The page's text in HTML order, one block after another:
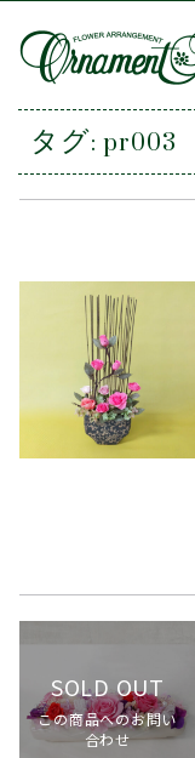
タグ:pr003
SOLD OUT
この商品へのお問い
合わせ